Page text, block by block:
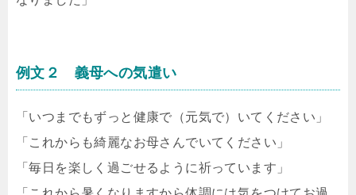
例文２ 義母への気遣い
「いつまでもずっと健康で（元気で）いてください」
「これからも綺麗なお母さんでいてください」
「毎日を楽しく過ごせるように祈っています」